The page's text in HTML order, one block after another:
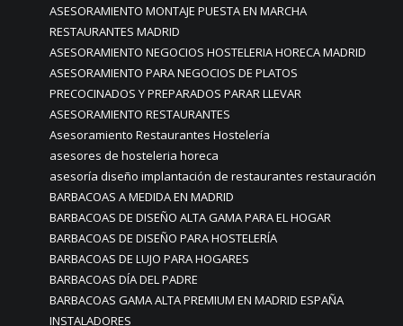
ASESORAMIENTO MONTAJE PUESTA EN MARCHA
RESTAURANTES MADRID
ASESORAMIENTO NEGOCIOS HOSTELERIA HORECA MADRID
ASESORAMIENTO PARA NEGOCIOS DE PLATOS
PRECOCINADOS Y PREPARADOS PARAR LLEVAR
ASESORAMIENTO RESTAURANTES
Asesoramiento Restaurantes Hostelería
asesores de hosteleria horeca
asesoría diseño implantación de restaurantes restauración
BARBACOAS A MEDIDA EN MADRID
BARBACOAS DE DISEÑO ALTA GAMA PARA EL HOGAR
BARBACOAS DE DISEÑO PARA HOSTELERÍA
BARBACOAS DE LUJO PARA HOGARES
BARBACOAS DÍA DEL PADRE
BARBACOAS GAMA ALTA PREMIUM EN MADRID ESPAÑA
INSTALADORES